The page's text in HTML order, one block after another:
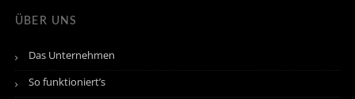
ÜBER UNS
Das Unternehmen
So funktioniert’s